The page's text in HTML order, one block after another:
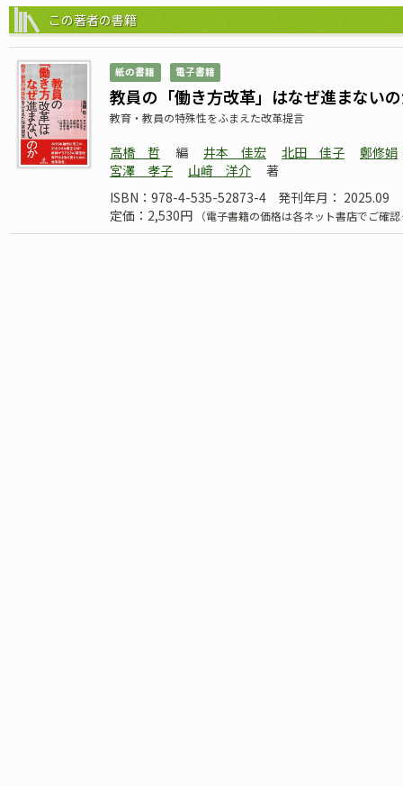
この著者の書籍
紙の書籍 電子書籍
教員の「働き方改革」はなぜ進まない
教育・教員の特殊性をふまえた改革提言
高橋 哲 編 井本 佳宏 北田 佳子
鄭修娟
宮澤 孝子
山﨑 洋介
著
ISBN：978-4-535-52873-4
発刊年月： 2025.09
定価：2,530円
（電子書籍の価格は各ネット書店でご確